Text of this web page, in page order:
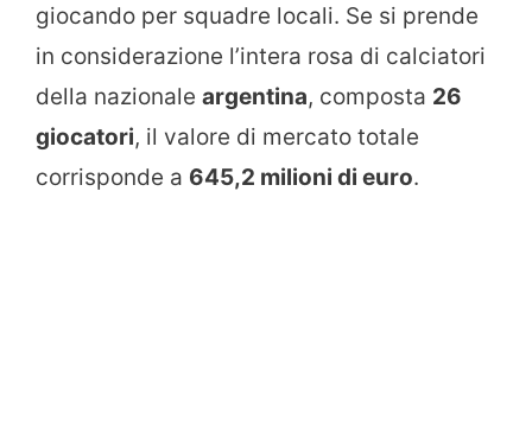
giocando per squadre locali. Se si prende
in considerazione l’intera rosa di calciatori
della nazionale argentina, composta 26
giocatori, il valore di mercato totale
corrisponde a 645,2 milioni di euro.